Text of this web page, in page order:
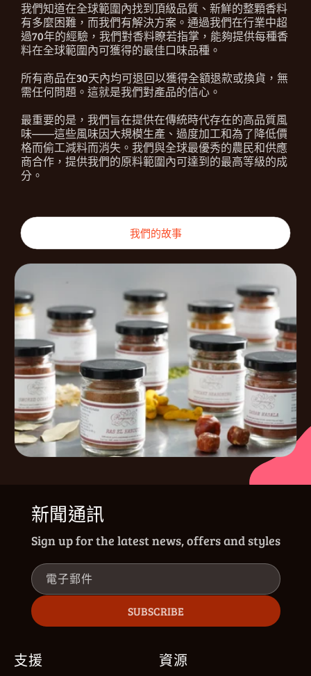
我們知道在全球範圍內找到頂級品質、新鮮的整顆香料
有多麼困難，而我們有解決方案。通過我們在行業中超
過70年的經驗，我們對香料瞭若指掌，能夠提供每種香
料在全球範圍內可獲得的最佳口味品種。
所有商品在30天內均可退回以獲得全額退款或換貨，無
需任何問題。這就是我們對產品的信心。
最重要的是，我們旨在提供在傳統時代存在的高品質風
味——這些風味因大規模生產、過度加工和為了降低價
格而偷工減料而消失。我們與全球最優秀的農民和供應
商合作，提供我們的原料範圍內可達到的最高等級的成
分。
我們的故事
新聞通訊
Sign up for the latest news, offers and styles
電子郵件
SUBSCRIBE
支援 資源